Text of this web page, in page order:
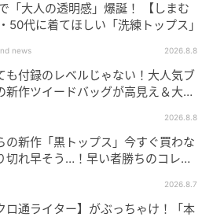
えるバッグ リボンディティール
（税込）
「大人の透明感」爆誕！ 【しまむ
50代に着てほしい「洗練トップス」
news 2026.8.8
も付録のレベルじゃない！大人気ブ
新作ツイードバッグが高見え＆大容
2026.8.8
の新作「黒トップス」今すぐ買わな
切れ早そう…！早い者勝ちのコレ買
2026.8.7
ロ通ライター】がぶっちゃけ！「本